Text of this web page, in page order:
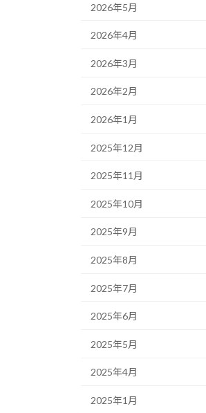
2026年5月
2026年4月
2026年3月
2026年2月
2026年1月
2025年12月
2025年11月
2025年10月
2025年9月
2025年8月
2025年7月
2025年6月
2025年5月
2025年4月
2025年1月